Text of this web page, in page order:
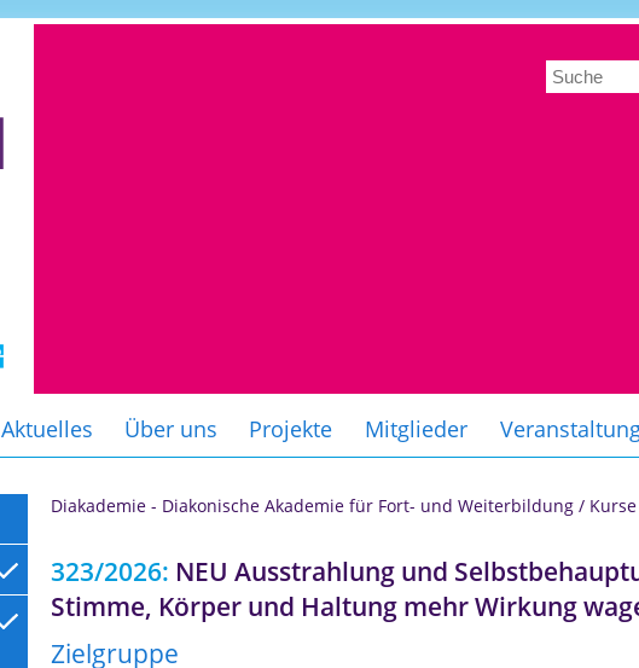
Aktuelles Über uns Projekte Mitglieder
Diakademie - Diakonische Akademie für Fort- und Weiterbildung / Kurse
323/2026: NEU Ausstrahlung und
Stimme, Körper und Haltung mehr Wirkung
Zielgruppe